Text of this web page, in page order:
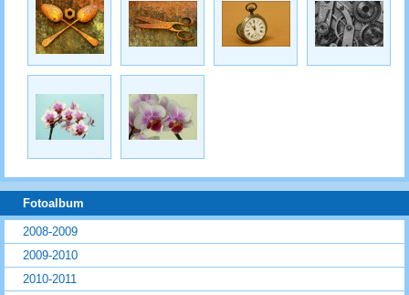
Fotoalbum
2008-2009
2009-2010
2010-2011